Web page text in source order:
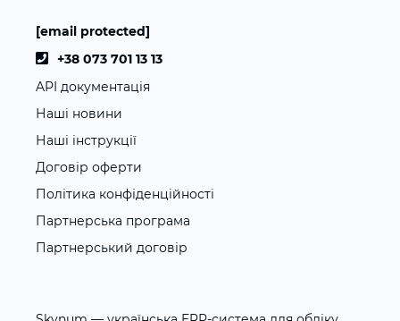
[email protected]
+38 073 701 13 13
API документація
Наші новини
Наші інструкції
Договір оферти
Політика конфіденційності
Партнерська програма
Партнерський договір